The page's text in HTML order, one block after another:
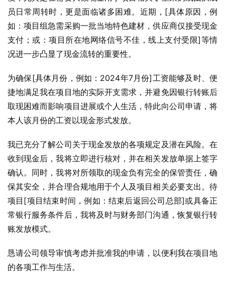
员日常周转时，更是面临诸多困难。近期，[具体原因，例
如：项目组急需采购一批当地特色建材，供应商仅接受现金
支付；或：项目所在地网络信号不佳，线上支付受限]等情
况进一步凸显了现金流转的重要性。
为确保[具体月份，例如：2024年7月份]工资能够及时、便
捷地满足我在项目地的实际开支需求，并避免因银行转账后
取现困难而影响项目进展或个人生活，特此向公司申请，将
本人该月份的工资以现金形式发放。
我已充分了解公司关于现金发放的各项规定及潜在风险。在
收到现金后，我将立即进行核对，并在相关发放单据上签字
确认。同时，我将对所领取的现金负有完全的保管责任，确
保其安全，并合理合规地用于个人及项目相关必要支出。待
项目[项目结束时间，例如：结束后返回公司总部]或具备正
常银行服务条件后，我将及时与财务部门沟通，恢复银行转
账发放模式。
恳请公司领导审慎考虑并批准我的申请，以便利我在项目地
的各项工作与生活。